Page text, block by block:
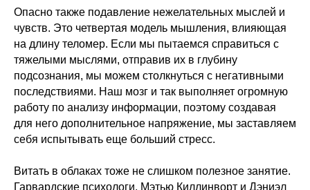
Опасно также подавление нежелательных мыслей и
чувств. Это четвертая модель мышления, влияющая
на длину теломер. Если мы пытаемся справиться с
тяжелыми мыслями, отправив их в глубину
подсознания, мы можем столкнуться с негативными
последствиями. Наш мозг и так выполняет огромную
работу по анализу информации, поэтому создавая
для него дополнительное напряжение, мы заставляем
себя испытывать еще больший стресс.
Витать в облаках тоже не слишком полезное занятие.
Гарвардские психологи, Мэтью Киллинворт и Дэниэл